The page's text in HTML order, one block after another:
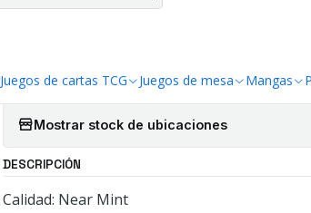
Juegos de cartas TCG Juegos de mesa Mangas
Agregar a la lista de favoritos
Mostrar stock de ubicaciones
DESCRIPCIÓN
Calidad: Near Mint